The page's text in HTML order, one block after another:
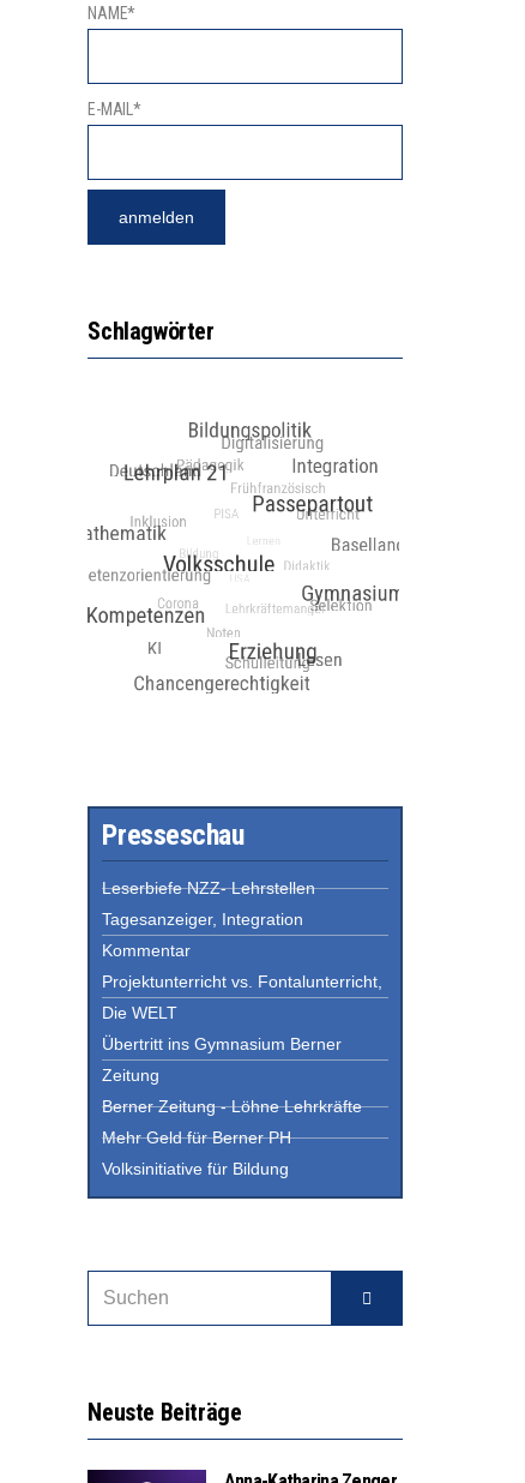
NAME*
E-MAIL*
Schlagwörter
Presseschau
Leserbiefe NZZ- Lehrstellen
Tagesanzeiger, Integration
Kommentar
Projektunterricht vs. Fontalunterricht,
Die WELT
Übertritt ins Gymnasium Berner
Zeitung
Berner Zeitung - Löhne Lehrkräfte
Mehr Geld für Berner PH
Volksinitiative für Bildung
Neuste Beiträge